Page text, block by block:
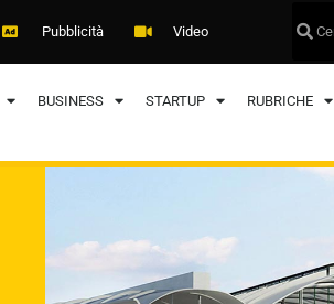
Pubblicità Video
BUSINESS STARTUP RUBRICHE